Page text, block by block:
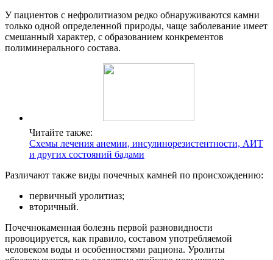
У пациентов с нефролитиазом редко обнаруживаются камни
только одной определенной природы, чаще заболевание имеет
смешанный характер, с образованием конкрементов
полиминерального состава.
Читайте также:
Схемы лечения анемии, инсулинорезистентности, АИТ
и других состояний бадами
Различают также виды почечных камней по происхождению:
первичный уролитиаз;
вторичный.
Почечнокаменная болезнь первой разновидности
провоцируется, как правило, составом употребляемой
человеком воды и особенностями рациона. Уролиты